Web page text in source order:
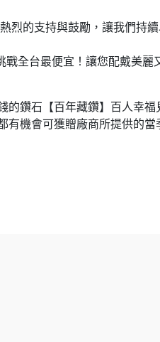
烈的支持與鼓勵，讓我們持續
全台最便宜！讓您配戴美麗
的鑽石【百年藏鑽】百人幸福
機會可獲贈廠商所提供的當